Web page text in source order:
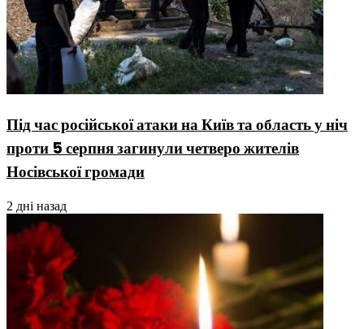
Під час російської атаки на Київ та область у ніч
проти 5 серпня загинули четверо жителів
Носівської громади
2 дні назад